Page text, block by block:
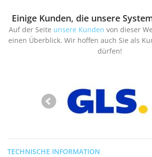
Einige Kunden, die unsere
Auf der Seite unsere Kunden von dieser
einen Überblick. Wir hoffen auch Sie als
dürfen!
TECHNISCHE INFORMATION